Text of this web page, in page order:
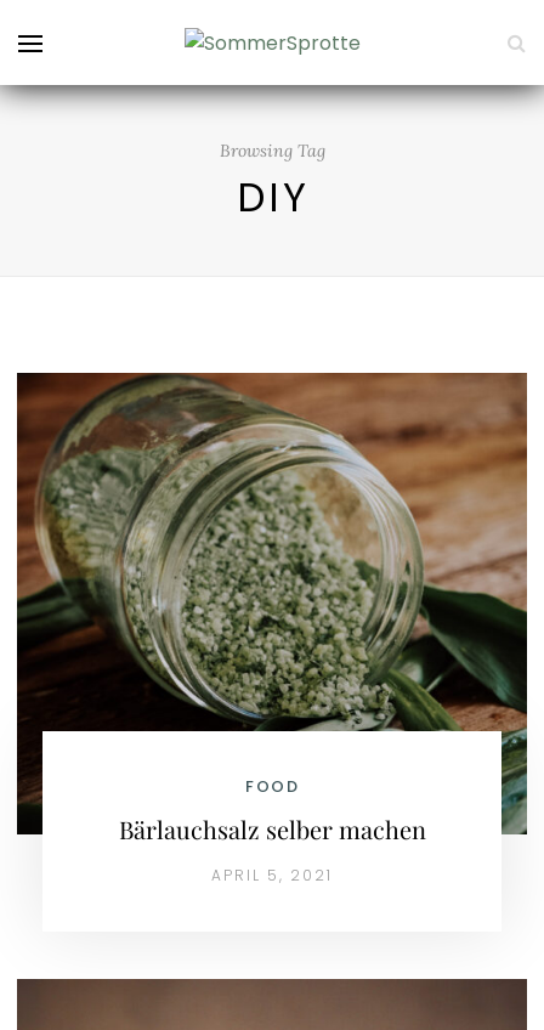
Browsing Tag
DIY
FOOD
Bärlauchsalz selber machen
APRIL 5, 2021